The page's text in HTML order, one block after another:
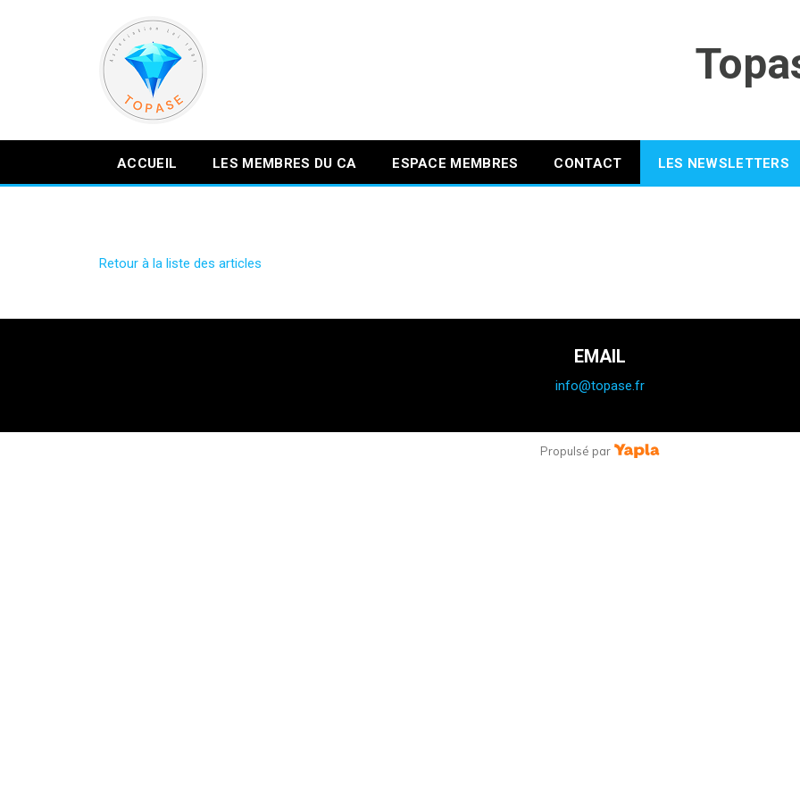
ACCUEIL LES MEMBRES DU CA ESPACE MEMBRES CONTACT LES NEWSLETTERS
Retour à la liste des articles
EMAIL
info@topase.fr
Propulsé par